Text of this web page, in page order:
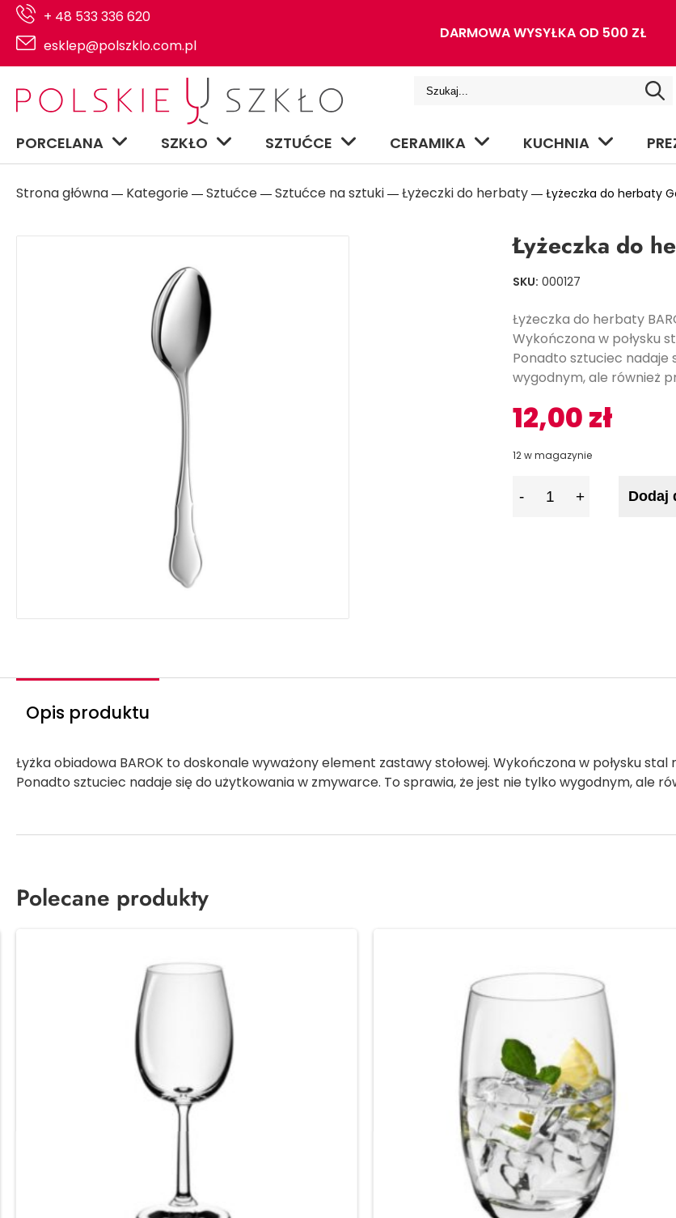
+ 48 533 336 620
esklep@polszklo.com.pl
DARMOWA WYSYŁKA OD 500 ZŁ
PORCELANA SZKŁO SZTUĆCE CERAMIKA KUCHNIA
Strona główna ― Kategorie ― Sztućce ― Sztućce na sztuki ― Łyżeczki do herbaty ― Łyżeczka do herbaty
Łyżeczka do
SKU: 000127
Łyżeczka do herbaty
Wykończona w połysku
Ponadto sztuciec nadaje
wygodnym, ale również
12,00zł
12 w magazynie
Dodaj
Opis produktu
Łyżka obiadowa BAROK to doskonale wyważony element zastawy stołowej. Wykończona w połysku
Ponadto sztuciec nadaje się do użytkowania w zmywarce. To sprawia, że jest nie tylko wygodnym, ale
Polecane produkty